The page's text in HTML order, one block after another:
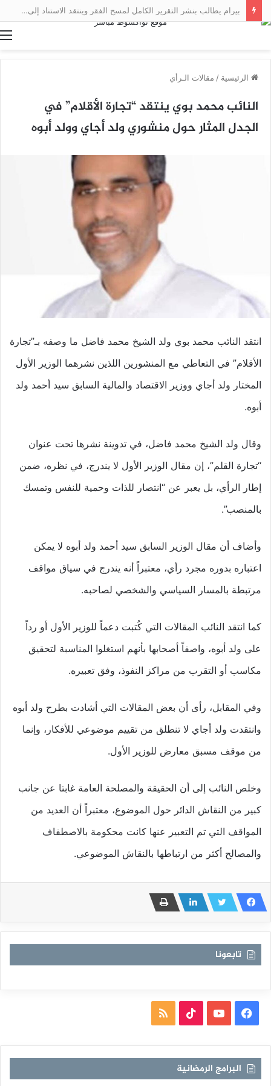
بيرام يطالب بنشر التقرير الكامل لمسح الفقر وينتقد الاستناد إلى نتائج أولية
الرئيسية / مقالات الـرأي
النائب محمد بوي ينتقد “تجارة الأقلام” في
الجدل المثار حول منشوري ولد أجاي وولد أبوه
انتقد النائب محمد بوي ولد الشيخ محمد فاضل ما وصفه بـ”تجارة
الأقلام” في التعاطي مع المنشورين اللذين نشرهما الوزير الأول
المختار ولد أجاي ووزير الاقتصاد والمالية السابق سيد أحمد ولد
أبوه.
وقال ولد الشيخ محمد فاضل، في تدوينة نشرها تحت عنوان
“تجارة القلم”، إن مقال الوزير الأول لا يندرج، في نظره، ضمن
إطار الرأي، بل يعبر عن “انتصار للذات وحمية للنفس وتمسك
بالمنصب”.
وأضاف أن مقال الوزير السابق سيد أحمد ولد أبوه لا يمكن
اعتباره بدوره مجرد رأي، معتبراً أنه يندرج في سياق مواقف
مرتبطة بالمسار السياسي والشخصي لصاحبه.
كما انتقد النائب المقالات التي كُتبت دعماً للوزير الأول أو رداً
على ولد أبوه، واصفاً أصحابها بأنهم استغلوا المناسبة لتحقيق
مكاسب أو التقرب من مراكز النفوذ، وفق تعبيره.
وفي المقابل، رأى أن بعض المقالات التي أشادت بطرح ولد أبوه
وانتقدت ولد أجاي لا تنطلق من تقييم موضوعي للأفكار، وإنما
من موقف مسبق معارض للوزير الأول.
وخلص النائب إلى أن الحقيقة والمصلحة العامة غابتا عن جانب
كبير من النقاش الدائر حول الموضوع، معتبراً أن العديد من
المواقف التي تم التعبير عنها كانت محكومة بالاصطفاف
والمصالح أكثر من ارتباطها بالنقاش الموضوعي.
تابعونا
فيسبوكيوتيوب TikTokملخص
RSS
البرامج الرمضانية